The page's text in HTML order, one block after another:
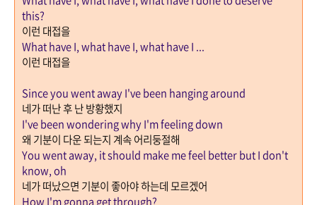
this?
이런 대접을
What have I, what have I, what have I ...
이런 대접을
Since you went away I've been hanging around
네가 떠난 후 난 방황했지
I've been wondering why I'm feeling down
왜 기분이 다운 되는지 계속 어리둥절해
You went away, it should make me feel better but I don't
know, oh
네가 떠났으면 기분이 좋아야 하는데 모르겠어
How I'm gonna get through?